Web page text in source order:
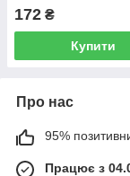
172 ₴
Купити
Про нас
95%
Працює з